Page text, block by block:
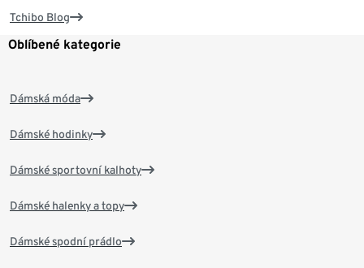
Tchibo Blog
Oblíbené kategorie
Dámská móda
Dámské hodinky
Dámské sportovní kalhoty
Dámské halenky a topy
Dámské spodní prádlo